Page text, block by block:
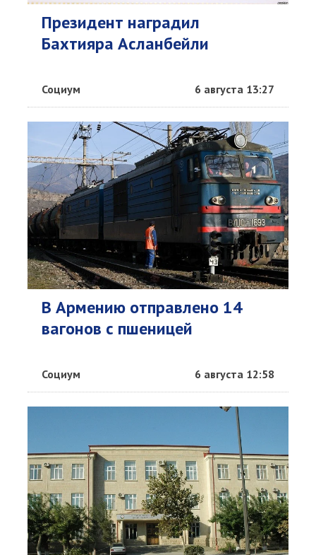
Президент наградил
Бахтияра Асланбейли
Социум 6 августа 13:27
В Армению отправлено 14
вагонов с пшеницей
Социум 6 августа 12:58